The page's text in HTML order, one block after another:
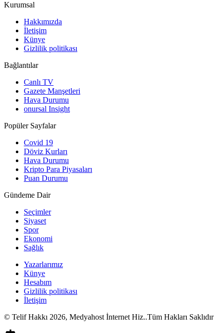
Kurumsal
Hakkımızda
İletişim
Künye
Gizlilik politikası
Bağlantılar
Canlı TV
Gazete Manşetleri
Hava Durumu
onursal Insight
Popüler Sayfalar
Covid 19
Döviz Kurları
Hava Durumu
Kripto Para Piyasaları
Puan Durumu
Gündeme Dair
Seçimler
Siyaset
Spor
Ekonomi
Sağlık
Yazarlarımız
Künye
Hesabım
Gizlilik politikası
İletişim
© Telif Hakkı 2026, Medyahost İnternet Hiz..Tüm Hakları Saklıdır